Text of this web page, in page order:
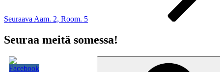
Seuraava Aam. 2, Room. 5
Seuraa meitä somessa!
Etsi: